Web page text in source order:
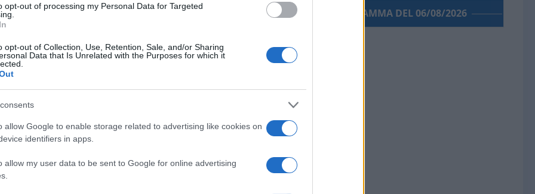
opt-out of processing my Personal Data for Targeted
opt-out of Collection, Use, Retention, Sale, and/or Sharing
Data that Is Unrelated with the Purposes for which it
allow Google to enable storage related to advertising like cookies on
identifiers in apps.
allow my user data to be sent to Google for online advertising
di
del listone del Fantacalcio ma
seguire allo stadio dal vivo la propria
minoranza” di laziali che l’hanno
scontro tra Lotito e i tifosi e c’è chi
con società tipo il
PORROGRAMMA DEL 06/08/2026